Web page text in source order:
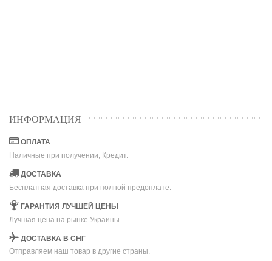
ИНФОРМАЦИЯ
ОПЛАТА
Наличные при получении, Кредит.
ДОСТАВКА
Бесплатная доставка при полной предоплате.
ГАРАНТИЯ ЛУЧШЕЙ ЦЕНЫ
Лучшая цена на рынке Украины.
ДОСТАВКА В СНГ
Отправляем наш товар в другие страны.